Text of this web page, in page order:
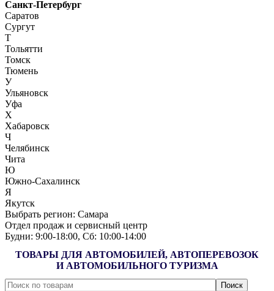
Санкт-Петербург
Саратов
Сургут
Т
Тольятти
Томск
Тюмень
У
Ульяновск
Уфа
Х
Хабаровск
Ч
Челябинск
Чита
Ю
Южно-Сахалинск
Я
Якутск
Выбрать регион: Самара
Отдел продаж и сервисный центр
Будни: 9:00‑18:00, Сб: 10:00‑14:00
ТОВАРЫ ДЛЯ АВТОМОБИЛЕЙ, АВТОПЕРЕВОЗОК
И АВТОМОБИЛЬНОГО ТУРИЗМА